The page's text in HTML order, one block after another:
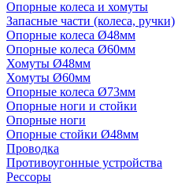
Опорные колеса и хомуты
Запасные части (колеса, ручки)
Опорные колеса Ø48мм
Опорные колеса Ø60мм
Хомуты Ø48мм
Хомуты Ø60мм
Опорные колеса Ø73мм
Опорные ноги и стойки
Опорные ноги
Опорные стойки Ø48мм
Проводка
Противоугонные устройства
Рессоры